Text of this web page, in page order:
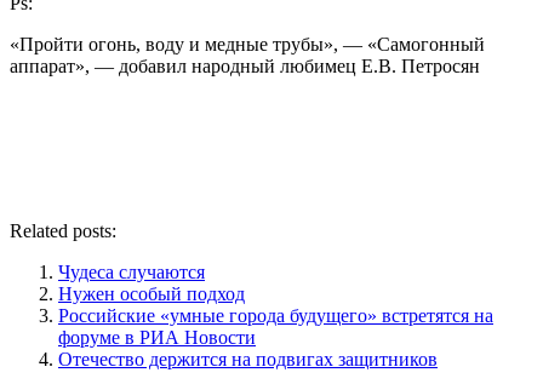
«Пройти огонь, воду и медные трубы», — «Самогонный
аппарат», — добавил народный любимец Е.В. Петросян
Related posts:
Чудеса случаются
Нужен особый подход
Российские «умные города будущего» встретятся на
форуме в РИА Новости
Отечество держится на подвигах защитников